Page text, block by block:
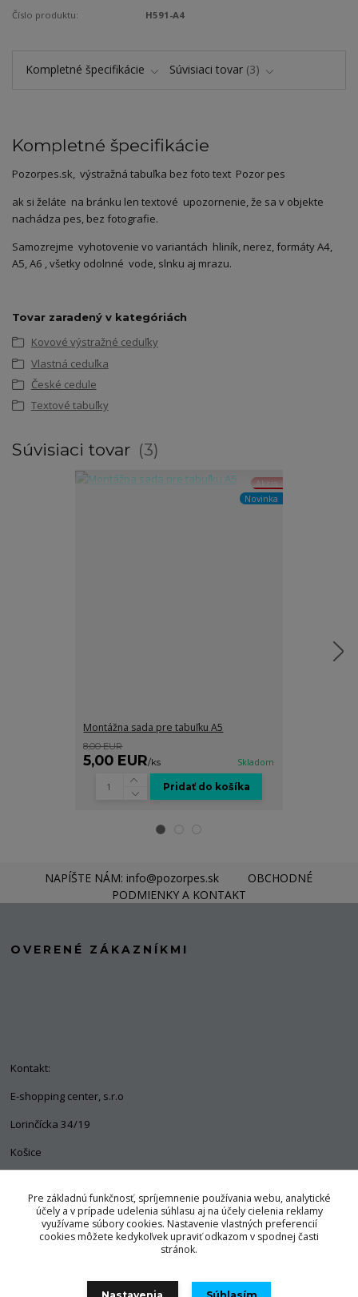
Číslo produktu: H591-A4
Kompletné špecifikácie Súvisiaci tovar 3
Kompletné špecifikácie
Pozorpes.sk, výstražná tabuľka bez foto text Pozor pes
ak si želáte na bránku len textové upozornenie, že sa v objekte
nachádza pes, bez fotografie.
Samozrejme vyhotovenie vo variantách hliník, nerez, formáty A4,
A5, A6 , všetky odolnné vode, slnku aj mrazu.
Tovar zaradený v kategóriách
Kovové výstražné ceduľky
Vlastná ceduľka
České cedule
Textové tabuľky
Súvisiaci tovar 3
Akcia
Novinka
Montážna sada pre tabuľku A5
8,00 EUR
5,00 EUR/ks Skladom
Pridať do košíka
NAPÍŠTE NÁM: info@pozorpes.sk
OBCHODNÉ
PODMIENKY A KONTAKT
OVERENÉ ZÁKAZNÍKMI
Kontakt:
E-shopping center, s.r.o
Lorinčícka 34/19
Košice
+421 903 563 637
info@pozorpes.sk
Pre základnú funkčnosť, spríjemnenie používania webu, analytické
účely a v prípade udelenia súhlasu aj na účely cielenia reklamy
využívame súbory cookies. Nastavenie vlastných preferencií
cookies môžete kedykoľvek upraviť odkazom v spodnej časti
stránok.